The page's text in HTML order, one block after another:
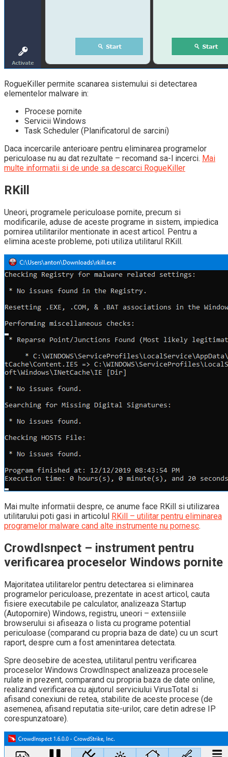
RogueKiller permite scanarea sistemului si detectarea
elementelor malware in:
Procese pornite
Servicii Windows
Task Scheduler (Planificatorul de sarcini)
Daca incercarile anterioare pentru eliminarea programelor
periculoase nu au dat rezultate – recomand sa-l incerci. Mai
multe informatii si de unde sa descarci RogueKiller
RKill
Uneori, programele periculoase pornite, precum si
modificarile, aduse de aceste programe in sistem, impiedica
pornirea utilitarilor mentionate in acest articol. Pentru a
elimina aceste probleme, poti utiliza utilitarul RKill.
Mai multe informatii despre, ce anume face RKill si utilizarea
utilitarului poti gasi in articolul RKill – utilitar pentru eliminarea
programelor malware cand alte instrumente nu pornesc.
CrowdIsnpect – instrument pentru
verificarea proceselor Windows pornite
Majoritatea utilitarelor pentru detectarea si eliminarea
programelor periculoase, prezentate in acest articol, cauta
fisiere executabile pe calculator, analizeaza Startup
(Autopornire) Windows, registru, uneori – extensiile
browserului si afiseaza o lista cu programe potential
periculoase (comparand cu propria baza de date) cu un scurt
raport, despre cum a fost amenintarea detectata.
Spre deosebire de acestea, utilitarul pentru verificarea
proceselor Windows CrowdInspect analizeaza procesele
rulate in prezent, comparand cu propria baza de date online,
realizand verificarea cu ajutorul serviciului VirusTotal si
afisand conexiuni de retea, stabilite de aceste procese (de
asemenea, afisand reputatia site-urilor, care detin adrese IP
corespunzatoare).